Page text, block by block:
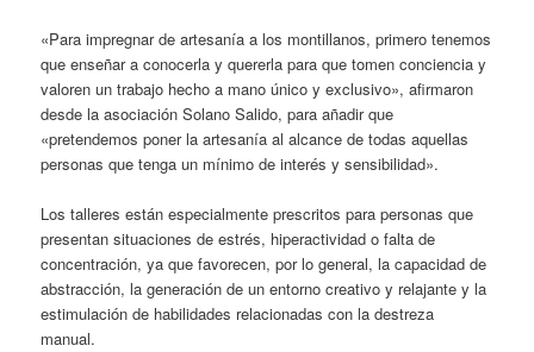
«Para impregnar de artesanía a los montillanos, primero tenemos
que enseñar a conocerla y quererla para que tomen conciencia y
valoren un trabajo hecho a mano único y exclusivo», afirmaron
desde la asociación Solano Salido, para añadir que
«pretendemos poner la artesanía al alcance de todas aquellas
personas que tenga un mínimo de interés y sensibilidad».
Los talleres están especialmente prescritos para personas que
presentan situaciones de estrés, hiperactividad o falta de
concentración, ya que favorecen, por lo general, la capacidad de
abstracción, la generación de un entorno creativo y relajante y la
estimulación de habilidades relacionadas con la destreza
manual.